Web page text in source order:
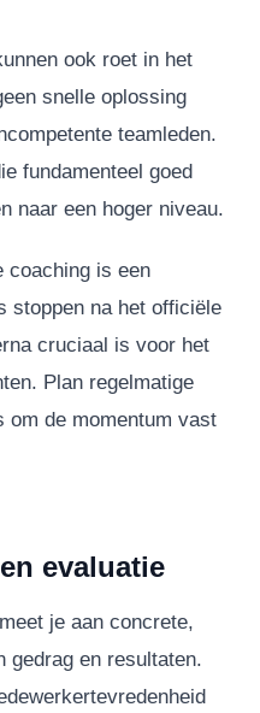
ook roet in het
snelle oplossing
teamleden.
fundamenteel goed
naar een hoger niveau.
coaching is een
stoppen na het officiële
cruciaal is voor het
Plan regelmatige
om de momentum vast
evaluatie
je aan concrete,
gedrag en resultaten.